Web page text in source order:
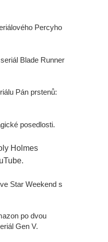
Percyho
Blade Runner
Pán prstenů:
posedlosti.
Holmes
Star Weekend s
po dvou
Gen V.